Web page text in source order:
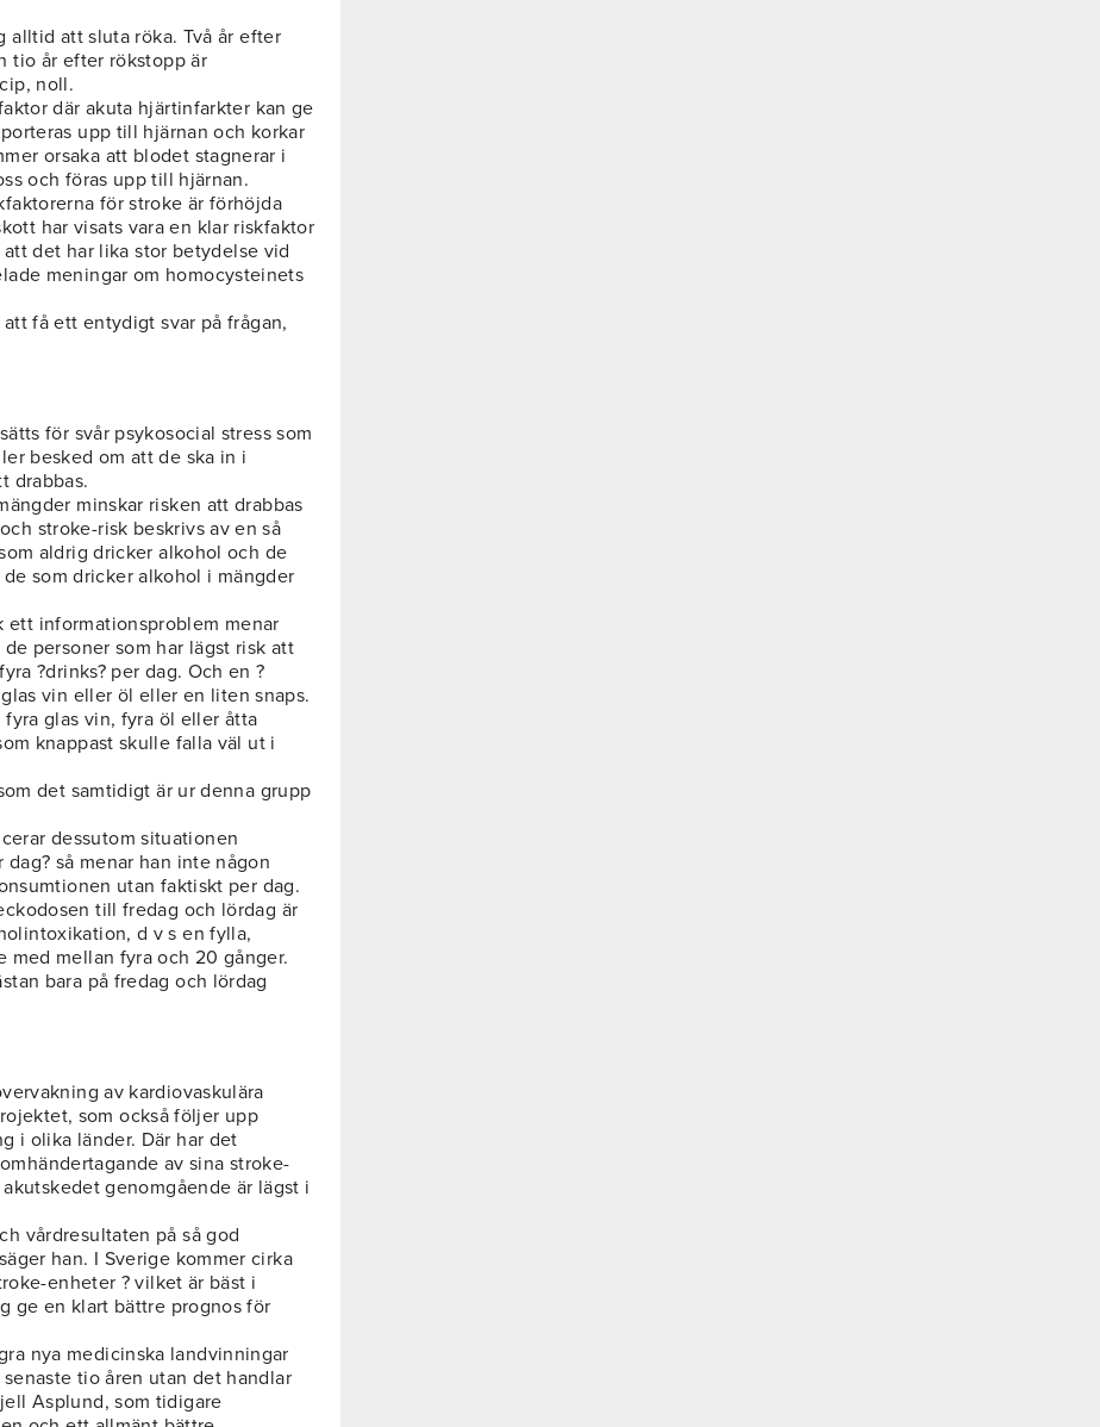
alltid att sluta röka. Två år efter
tio år efter rökstopp är
noll.
där akuta hjärtinfarkter kan ge
upp till hjärnan och korkar
orsaka att blodet stagnerar i
och föras upp till hjärnan.
för stroke är förhöjda
har visats vara en klar riskfaktor
det har lika stor betydelse vid
meningar om homocysteinets
få ett entydigt svar på frågan,
för svår psykosocial stress som
besked om att de ska in i
drabbas.
minskar risken att drabbas
stroke-risk beskrivs av en så
aldrig dricker alkohol och de
som dricker alkohol i mängder
informationsproblem menar
personer som har lägst risk att
?drinks? per dag. Och en ?
vin eller öl eller en liten snaps.
glas vin, fyra öl eller åtta
knappast skulle falla väl ut i
det samtidigt är ur denna grupp
dessutom situationen
så menar han inte någon
utan faktiskt per dag.
till fredag och lördag är
d v s en fylla,
med mellan fyra och 20 gånger.
bara på fredag och lördag
av kardiovaskulära
som också följer upp
i olika länder. Där har det
av sina stroke-
genomgående är lägst i
vårdresultaten på så god
han. I Sverige kommer cirka
enheter ? vilket är bäst i
ge en klart bättre prognos för
nya medicinska landvinningar
tio åren utan det handlar
Asplund, som tidigare